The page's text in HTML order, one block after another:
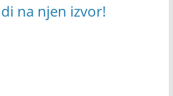
na njen izvor!